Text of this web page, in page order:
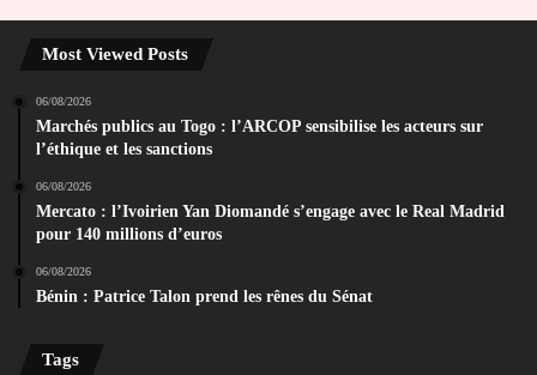
Most Viewed Posts
06/08/2026
Marchés publics au Togo : l’ARCOP sensibilise les acteurs sur
l’éthique et les sanctions
06/08/2026
Mercato : l’Ivoirien Yan Diomandé s’engage avec le Real Madrid
pour 140 millions d’euros
06/08/2026
Bénin : Patrice Talon prend les rênes du Sénat
Tags